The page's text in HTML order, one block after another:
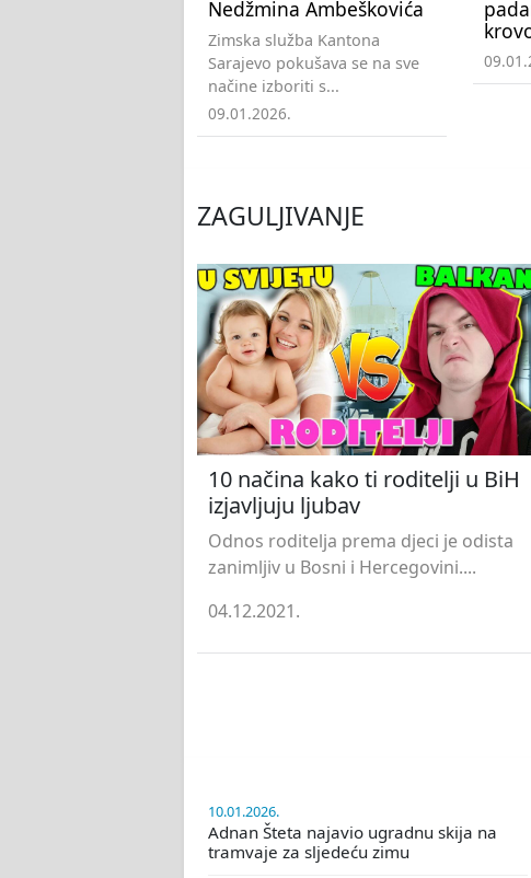
Nedžmina Ambeškovića
Zimska služba Kantona
Sarajevo pokušava se na sve
načine izboriti s...
09.01.2026.
ZAGULJIVANJE
10 načina kako ti roditelji u BiH
izjavljuju ljubav
Odnos roditelja prema djeci je odista
zanimljiv u Bosni i Hercegovini....
04.12.2021.
10.01.2026.
Adnan Šteta najavio ugradnu skija na
tramvaje za sljedeću zimu